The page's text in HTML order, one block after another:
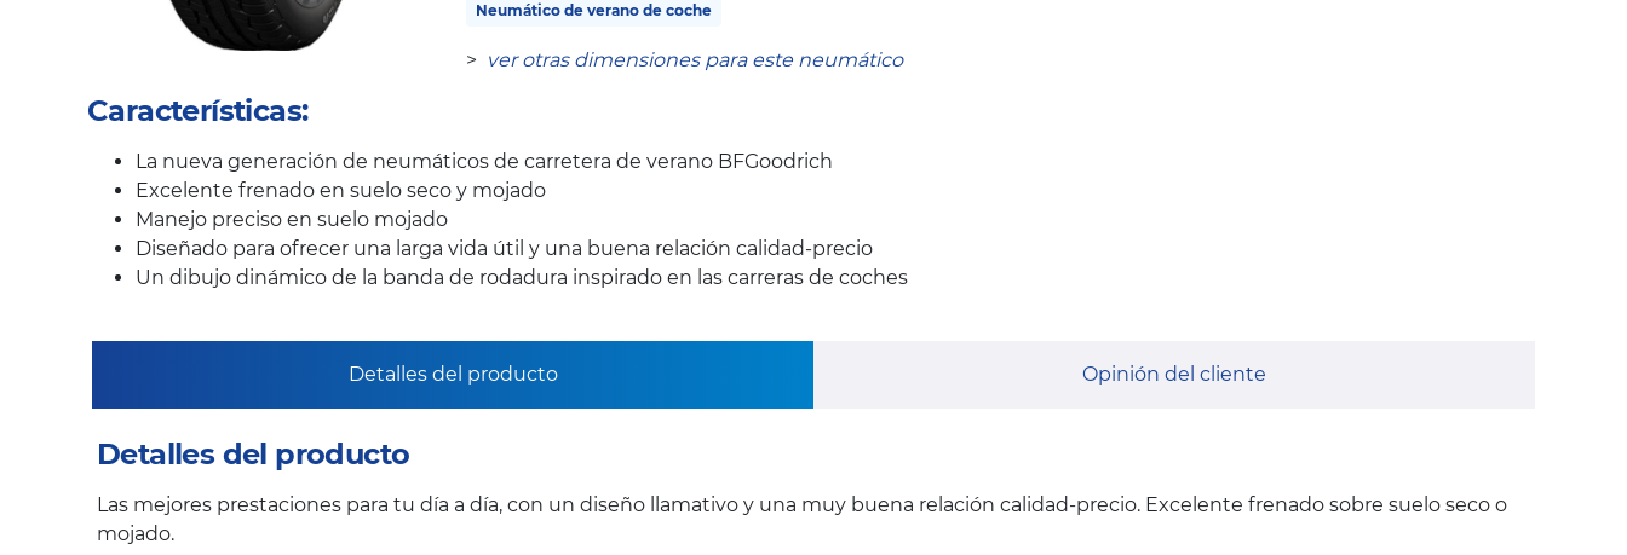
Neumático de verano de coche
> ver otras dimensiones para este neumático
Características:
La nueva generación de neumáticos de carretera de verano BFGoodrich
Excelente frenado en suelo seco y mojado
Manejo preciso en suelo mojado
Diseñado para ofrecer una larga vida útil y una buena relación calidad-precio
Un dibujo dinámico de la banda de rodadura inspirado en las carreras de coches
Detalles del producto Opinión del cliente
Detalles del producto
Las mejores prestaciones para tu día a día, con un diseño llamativo y una muy buena relación calidad-precio. Excelente frenado sobre suelo seco o
mojado.